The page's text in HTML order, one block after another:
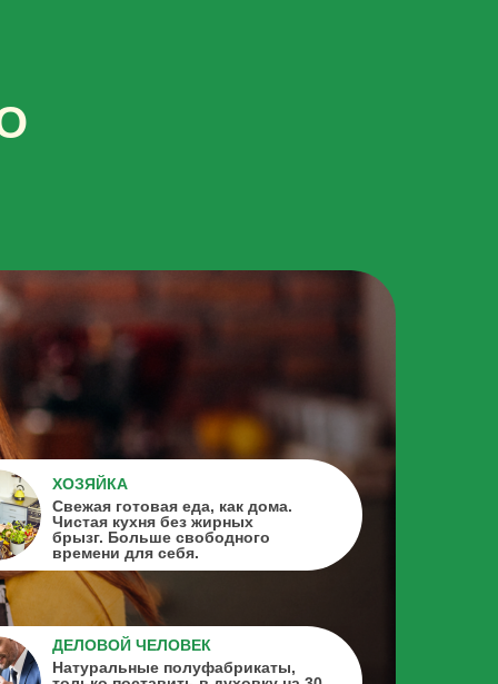
ДЕЛОВОЙ ЧЕЛОВЕК
Натуральные полуфабрикаты,
ХОЗЯЙКА
Свежая готовая еда, как дома.
Чистая кухня без жирных
брызг. Больше свободного
времени для себя.